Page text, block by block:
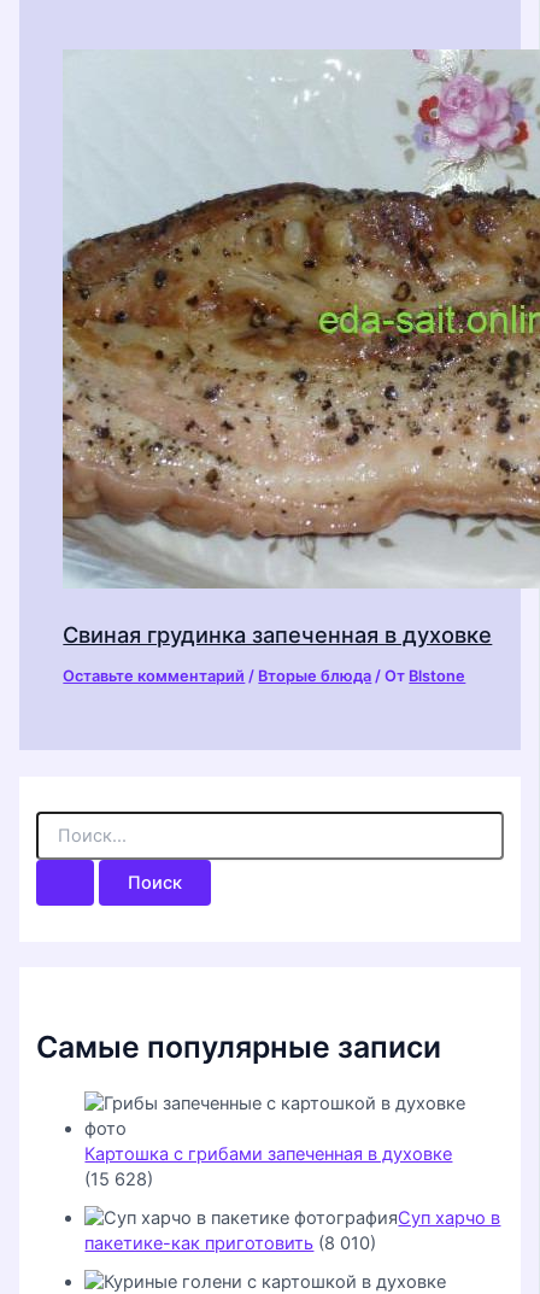
Свиная грудинка запеченная в духовке
Оставьте комментарий / Вторые блюда / От Blstone
П
и
Самые популярные записи
Картошка с грибами запеченная в духовке
(15 628)
Суп харчо в
пакетике-как приготовить (8 010)